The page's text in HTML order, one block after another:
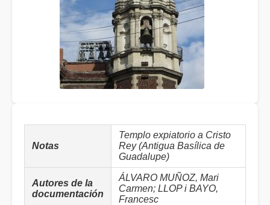
Notas
Templo expiatorio a Cristo
Rey (Antigua Basílica de
Guadalupe)
Autores de la
documentación
ÁLVARO MUÑOZ, Mari
Carmen; LLOP i BAYO,
Francesc